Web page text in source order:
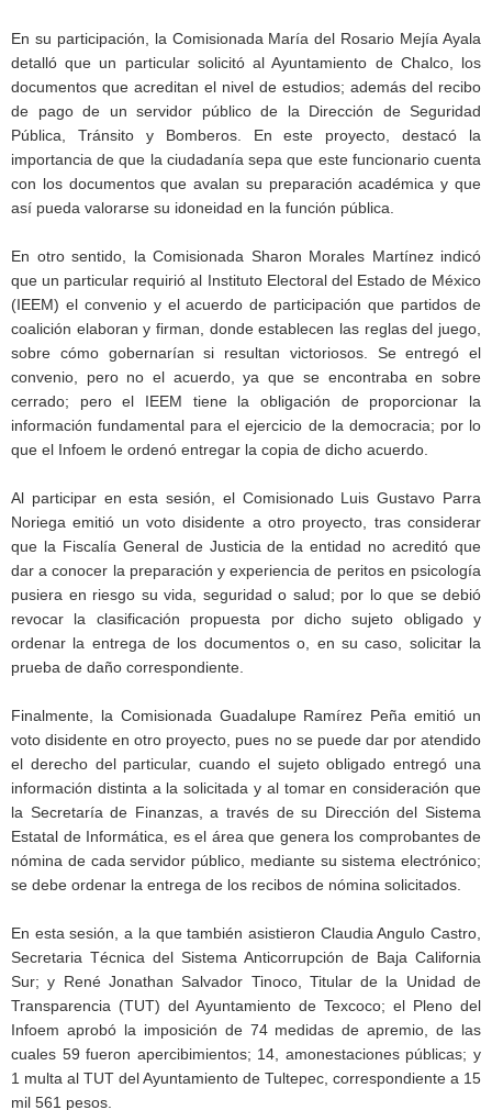
En su participación, la Comisionada María del Rosario Mejía Ayala
detalló que un particular solicitó al Ayuntamiento de Chalco, los
documentos que acreditan el nivel de estudios; además del recibo
de pago de un servidor público de la Dirección de Seguridad
Pública, Tránsito y Bomberos. En este proyecto, destacó la
importancia de que la ciudadanía sepa que este funcionario cuenta
con los documentos que avalan su preparación académica y que
así pueda valorarse su idoneidad en la función pública.
En otro sentido, la Comisionada Sharon Morales Martínez indicó
que un particular requirió al Instituto Electoral del Estado de México
(IEEM) el convenio y el acuerdo de participación que partidos de
coalición elaboran y firman, donde establecen las reglas del juego,
sobre cómo gobernarían si resultan victoriosos. Se entregó el
convenio, pero no el acuerdo, ya que se encontraba en sobre
cerrado; pero el IEEM tiene la obligación de proporcionar la
información fundamental para el ejercicio de la democracia; por lo
que el Infoem le ordenó entregar la copia de dicho acuerdo.
Al participar en esta sesión, el Comisionado Luis Gustavo Parra
Noriega emitió un voto disidente a otro proyecto, tras considerar
que la Fiscalía General de Justicia de la entidad no acreditó que
dar a conocer la preparación y experiencia de peritos en psicología
pusiera en riesgo su vida, seguridad o salud; por lo que se debió
revocar la clasificación propuesta por dicho sujeto obligado y
ordenar la entrega de los documentos o, en su caso, solicitar la
prueba de daño correspondiente.
Finalmente, la Comisionada Guadalupe Ramírez Peña emitió un
voto disidente en otro proyecto, pues no se puede dar por atendido
el derecho del particular, cuando el sujeto obligado entregó una
información distinta a la solicitada y al tomar en consideración que
la Secretaría de Finanzas, a través de su Dirección del Sistema
Estatal de Informática, es el área que genera los comprobantes de
nómina de cada servidor público, mediante su sistema electrónico;
se debe ordenar la entrega de los recibos de nómina solicitados.
En esta sesión, a la que también asistieron Claudia Angulo Castro,
Secretaria Técnica del Sistema Anticorrupción de Baja California
Sur; y René Jonathan Salvador Tinoco, Titular de la Unidad de
Transparencia (TUT) del Ayuntamiento de Texcoco; el Pleno del
Infoem aprobó la imposición de 74 medidas de apremio, de las
cuales 59 fueron apercibimientos; 14, amonestaciones públicas; y
1 multa al TUT del Ayuntamiento de Tultepec, correspondiente a 15
mil 561 pesos.